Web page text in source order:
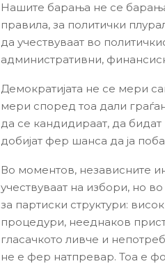
Нашите барања не се
правила, за политички
да учествуваат во
административни,
Демократијата не се мери
мери според тоа дали
да се кандидираат, да
добијат фер шанса да ја
Во моментов, независните
учествуваат на избори, но
за партиски структури:
процедури, нееднаков
гласачкото ливче и
не е фер натпревар. Тоа е